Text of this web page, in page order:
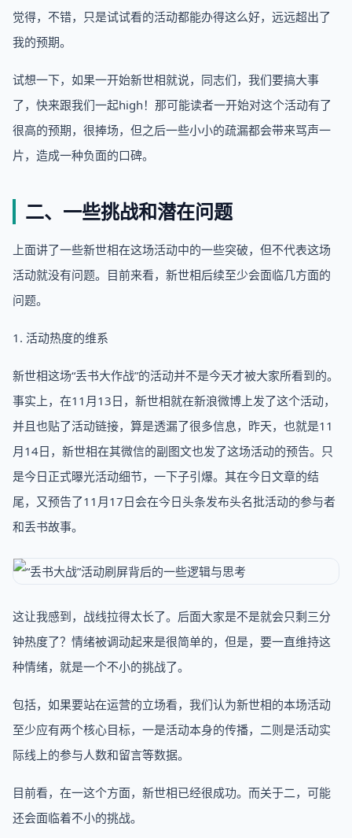
觉得，不错，只是试试看的活动都能办得这么好，远远超出了
我的预期。
试想一下，如果一开始新世相就说，同志们，我们要搞大事
了，快来跟我们一起high！那可能读者一开始对这个活动有了
很高的预期，很捧场，但之后一些小小的疏漏都会带来骂声一
片，造成一种负面的口碑。
二、一些挑战和潜在问题
上面讲了一些新世相在这场活动中的一些突破，但不代表这场
活动就没有问题。目前来看，新世相后续至少会面临几方面的
问题。
1. 活动热度的维系
新世相这场“丢书大作战”的活动并不是今天才被大家所看到的。
事实上，在11月13日，新世相就在新浪微博上发了这个活动，
并且也贴了活动链接，算是透漏了很多信息，昨天，也就是11
月14日，新世相在其微信的副图文也发了这场活动的预告。只
是今日正式曝光活动细节，一下子引爆。其在今日文章的结
尾，又预告了11月17日会在今日头条发布头名批活动的参与者
和丢书故事。
这让我感到，战线拉得太长了。后面大家是不是就会只剩三分
钟热度了？情绪被调动起来是很简单的，但是，要一直维持这
种情绪，就是一个不小的挑战了。
包括，如果要站在运营的立场看，我们认为新世相的本场活动
至少应有两个核心目标，一是活动本身的传播，二则是活动实
际线上的参与人数和留言等数据。
目前看，在一这个方面，新世相已经很成功。而关于二，可能
还会面临着不小的挑战。